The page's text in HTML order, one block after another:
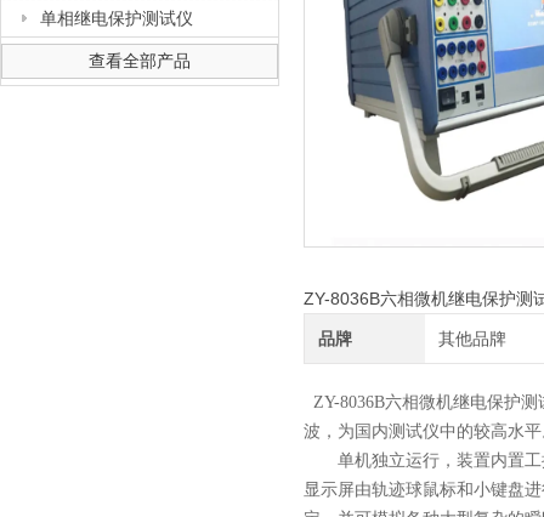
单相继电保护测试仪
查看全部产品
ZY-8036B六相微机继电保护测
品牌 其他品牌
ZY-8036B六相微机继电保护测
波，为国内测试仪中的较高水
单机独立运行，装置内置工
显示屏由轨迹球鼠标和小键盘